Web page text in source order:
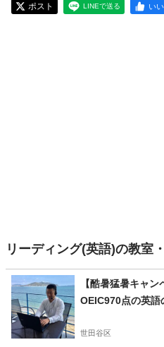
ポスト LINEで送る いい
リーディング(英語)の教室
【酷暑猛暑キャ
OEIC970点の英語
あなたの英語力
す！【残り1枠】
世田谷区